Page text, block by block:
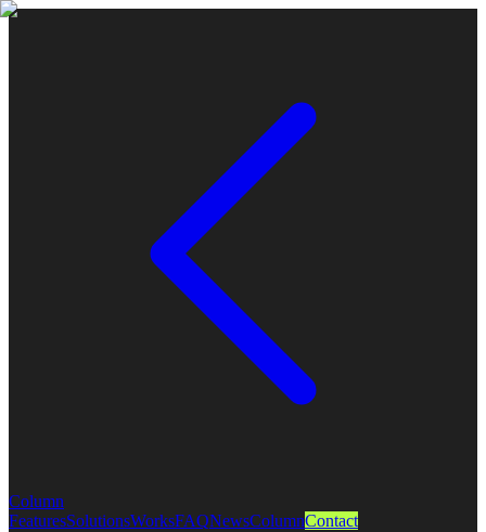
Column
FeaturesSolutionsWorksFAQNewsColumnContact